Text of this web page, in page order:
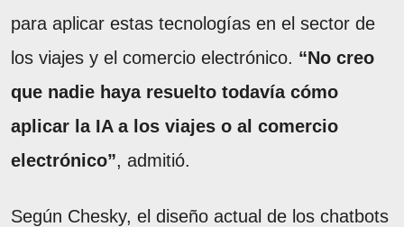
para aplicar estas tecnologías en el sector de
los viajes y el comercio electrónico. “No creo
que nadie haya resuelto todavía cómo
aplicar la IA a los viajes o al comercio
electrónico”, admitió.
Según Chesky, el diseño actual de los chatbots